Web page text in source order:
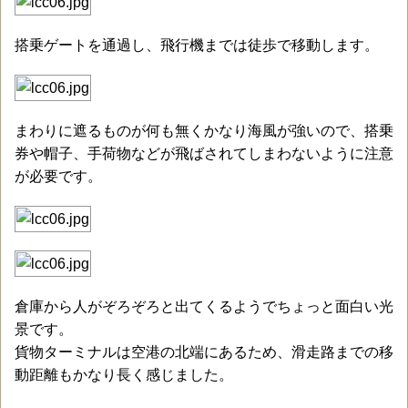
搭乗ゲートを通過し、飛行機までは徒歩で移動します。
まわりに遮るものが何も無くかなり海風が強いので、搭乗
券や帽子、手荷物などが飛ばされてしまわないように注意
が必要です。
倉庫から人がぞろぞろと出てくるようでちょっと面白い光
景です。
貨物ターミナルは空港の北端にあるため、滑走路までの移
動距離もかなり長く感じました。